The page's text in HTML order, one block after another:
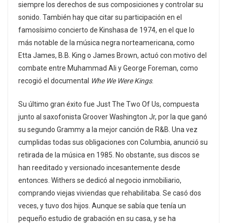
siempre los derechos de sus composiciones y controlar su
sonido. También hay que citar su participación en el
famosísimo concierto de Kinshasa de 1974, en el que lo
más notable de la música negra norteamericana, como
Etta James, B.B. King o James Brown, actuó con motivo del
combate entre Muhammad Ali y George Foreman, como
recogió el documental Whe We Were Kings.
Su último gran éxito fue Just The Two Of Us, compuesta
junto al saxofonista Groover Washington Jr, por la que ganó
su segundo Grammy a la mejor canción de R&B. Una vez
cumplidas todas sus obligaciones con Columbia, anunció su
retirada de la música en 1985. No obstante, sus discos se
han reeditado y versionado incesantemente desde
entonces. Withers se dedicó al negocio inmobiliario,
comprando viejas viviendas que rehabilitaba. Se casó dos
veces, y tuvo dos hijos. Aunque se sabía que tenía un
pequeño estudio de grabación en su casa, y se ha